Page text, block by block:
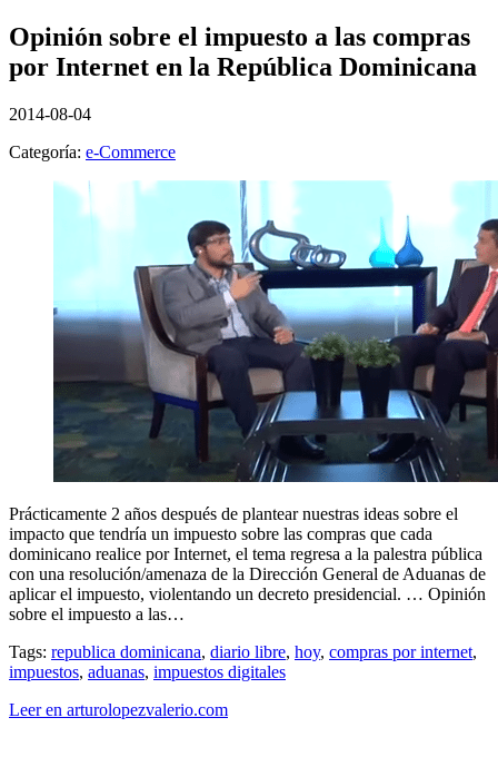
Opinión sobre el impuesto a las compras
por Internet en la República Dominicana
2014-08-04
Categoría: e-Commerce
Prácticamente 2 años después de plantear nuestras ideas sobre el
impacto que tendría un impuesto sobre las compras que cada
dominicano realice por Internet, el tema regresa a la palestra pública
con una resolución/amenaza de la Dirección General de Aduanas de
aplicar el impuesto, violentando un decreto presidencial. … Opinión
sobre el impuesto a las…
Tags: republica dominicana, diario libre, hoy, compras por internet,
impuestos, aduanas, impuestos digitales
Leer en arturolopezvalerio.com